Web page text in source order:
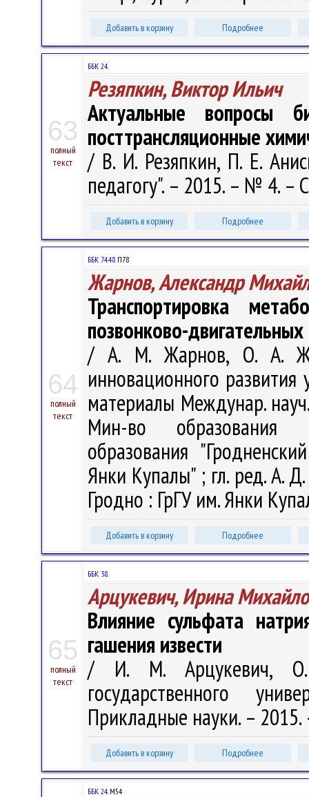
Добавить в корзину Подробнее
63
полный
текст
ББК 24.
Резяпкин, Виктор Ильич
Актуальные вопросы
посттрансляционные
/ В. И. Резяпкин, П. Е.
педагогу". – 2015. – № 4. –
Добавить в корзину Подробнее
64
полный
текст
ББК 74.48 П78
Жарнов, Александр
Транспортировка
позвонково-
/ А. М. Жарнов, О. А.
инновационного развития
материалы Междунар.
Мин-во образования
образования
Янки Купалы" ; гл. ред. А.
Гродно : ГрГУ им. Янки
Добавить в корзину Подробнее
65
полный
текст
ББК 38.
Арцукевич, Ирина
Влияние сульфата
гашения извести
/ И. М. Арцукевич, О.
государственного
Прикладные науки. –
Добавить в корзину Подробнее
ББК 24.М54